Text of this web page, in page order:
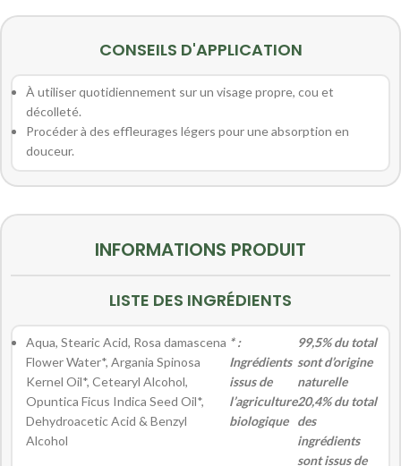
CONSEILS D'APPLICATION
À utiliser quotidiennement sur un visage propre, cou et
décolleté.
Procéder à des effleurages légers pour une absorption en
douceur.
INFORMATIONS PRODUIT
LISTE DES INGRÉDIENTS
Aqua, Stearic Acid, Rosa damascena
Flower Water*, Argania Spinosa
Kernel Oil*, Cetearyl Alcohol,
Opuntica Ficus Indica Seed Oil*,
Dehydroacetic Acid & Benzyl
Alcohol
* :
Ingrédients
issus de
l’agriculture
biologique
99,5% du total
sont d’origine
naturelle
20,4% du total
des
ingrédients
sont issus de